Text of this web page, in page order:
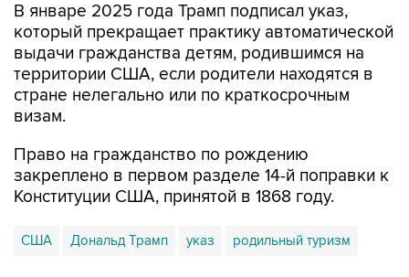
В январе 2025 года Трамп подписал указ,
который прекращает практику автоматической
выдачи гражданства детям, родившимся на
территории США, если родители находятся в
стране нелегально или по краткосрочным
визам.
Право на гражданство по рождению
закреплено в первом разделе 14-й поправки к
Конституции США, принятой в 1868 году.
США Дональд Трамп указ родильный туризм